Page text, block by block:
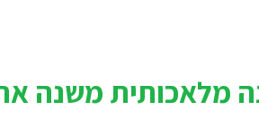
מלאכותית משנה